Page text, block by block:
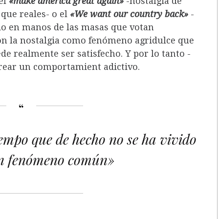
reales- o el «We want our country back» -
en manos de las masas que votan
la nostalgia como fenómeno agridulce que
realmente ser satisfecho. Y por lo tanto -
un comportamient adictivo.
que de hecho no se ha vivido
fenómeno común»